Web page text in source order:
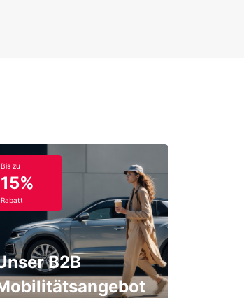
Bis zu
15%
Rabatt
B2B